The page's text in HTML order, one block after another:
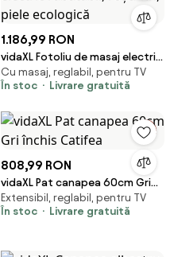
1.186,99 RON
vidaXL Fotoliu de masaj electric
rabatabil, roșu vin, piele
ecologică
Cu masaj, reglabil, pentru TV
În stoc
Livrare gratuită
808,99 RON
vidaXL Pat canapea 60cm Gri
închis Catifea
Extensibil, reglabil, pentru TV
În stoc
Livrare gratuită